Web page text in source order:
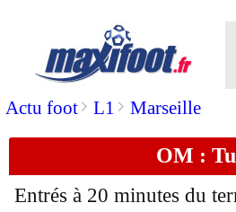
Actu foot> L1 > Marseille
OM :
Entrés à 20 minutes du
Lens: Haise ne
01/05 Barça
01/05 Lorient: Mvogo
01/05 Barça : la Liga